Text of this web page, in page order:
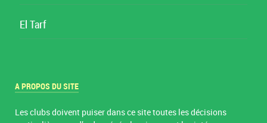
El Tarf
A PROPOS DU SITE
Les clubs doivent puiser dans ce site toutes les décisions